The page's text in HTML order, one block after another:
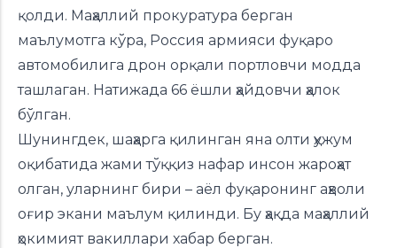
қолди. Маҳаллий прокуратура берган
маълумотга кўра, Россия армияси фуқаро
автомобилига дрон орқали портловчи модда
ташлаган. Натижада 66 ёшли ҳайдовчи ҳалок
бўлган.
Шунингдек, шаҳарга қилинган яна олти ҳужум
оқибатида жами тўққиз нафар инсон жароҳат
олган, уларнинг бири – аёл фуқаронинг аҳволи
оғир экани маълум қилинди. Бу ҳақда маҳаллий
ҳокимият вакиллари хабар берган.